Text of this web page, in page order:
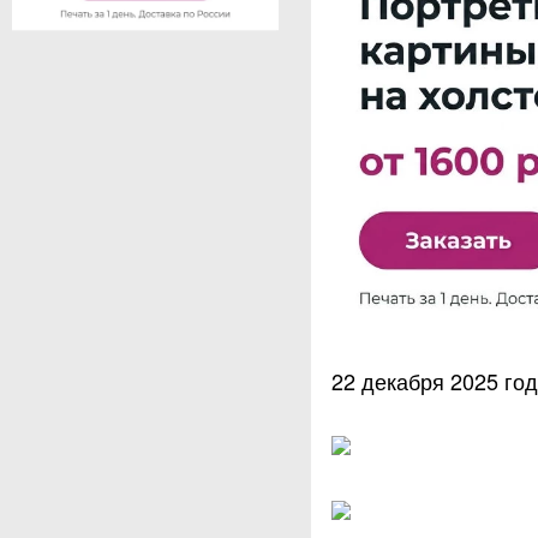
22 декабря 2025